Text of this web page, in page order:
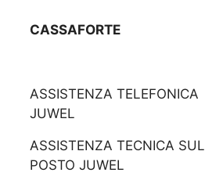
CASSAFORTE
ASSISTENZA TELEFONICA
JUWEL
ASSISTENZA TECNICA SUL
POSTO JUWEL